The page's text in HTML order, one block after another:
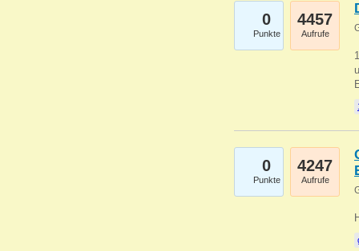
0
Punkte
4457
Aufrufe
0
Punkte
4247
Aufrufe